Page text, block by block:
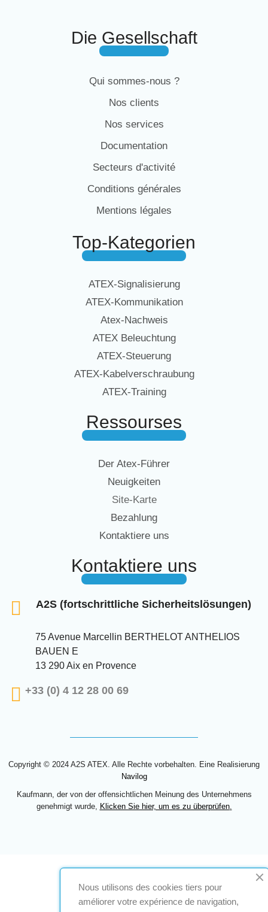
Die Gesellschaft
Qui sommes-nous ?
Nos clients
Nos services
Documentation
Secteurs d'activité
Conditions générales
Mentions légales
Top-Kategorien
ATEX-Signalisierung
ATEX-Kommunikation
Atex-Nachweis
ATEX Beleuchtung
ATEX-Steuerung
ATEX-Kabelverschraubung
ATEX-Training
Ressourses
Der Atex-Führer
Neuigkeiten
Site-Karte
Bezahlung
Kontaktiere uns
Kontaktiere uns
A2S (fortschrittliche Sicherheitslösungen)
75 Avenue Marcellin BERTHELOT ANTHELIOS
BAUEN E
13 290 Aix en Provence
+33 (0) 4 12 28 00 69
Copyright © 2024 A2S ATEX. Alle Rechte vorbehalten. Eine Realisierung
Navilog
Kaufmann, der von der offensichtlichen Meinung des Unternehmens
genehmigt wurde, Klicken Sie hier, um es zu überprüfen.
Nous utilisons des cookies tiers pour
améliorer votre expérience de navigation,